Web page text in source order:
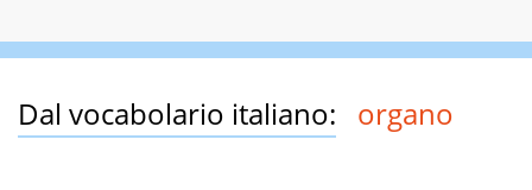
Dal vocabolario italiano: organo